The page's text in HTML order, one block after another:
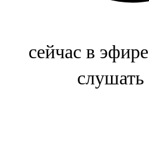
Болгар
сейчас в эфире